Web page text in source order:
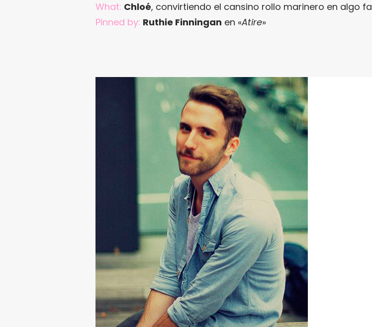
What: Chloé, convirtiendo el cansino rollo marinero en algo
Pinned by: Ruthie Finningan en «Atire»